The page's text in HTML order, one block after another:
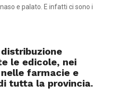
e palato. E infatti ci sono i
le edicole, nei
farmacie e
tutta la provincia.